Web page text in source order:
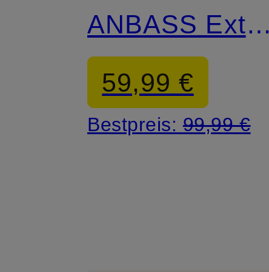
ANBASS Extra
Slim Fit
59,99 €
Bestpreis: 99,99 €